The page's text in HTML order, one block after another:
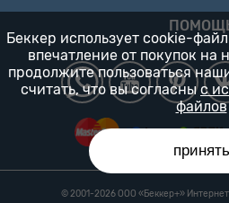
© 2001-2026 ООО «Беккер+»
Беккер использует cookie-
впечатление от покупок на
продолжите пользоваться
считать, что вы согласны с
файлов
принять